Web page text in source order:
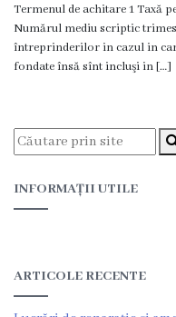
ale
Primăriei
primarului
primarului
investiționale
Termenul de achitare 1 Taxă
Numărul mediu scriptic
întreprinderilor in cazul in
fondate însă sînt incluşi in […]
INFORMAȚII UTILE
ARTICOLE RECENTE